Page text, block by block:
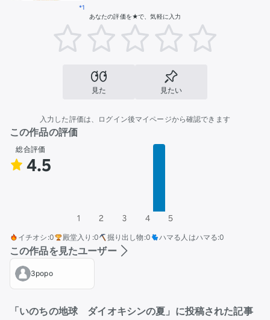
*1
あなたの評価を★で、気軽に入力
見た 見たい
入力した評価は、ログイン後マイページから確認できます
この作品の評価
総合評価
4.5
1 2 3 4 5
イチオシ :0 殿堂入り :0 掘り出し物 :0 ハマる人はハマる:0
この作品を見たユーザー
3popo
「いのちの地球 ダイオキシンの夏」に投稿された記事